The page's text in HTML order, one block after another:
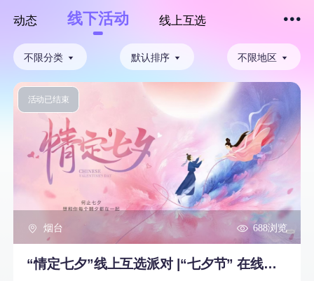
动态 线下活动 线上互选
下拉刷新
不限分类 默认排序 不限地区
烟台 688浏览
活动已结束
“情定七夕”线上互选派对 |“七夕节” 在线免费选对象，火热报名中！